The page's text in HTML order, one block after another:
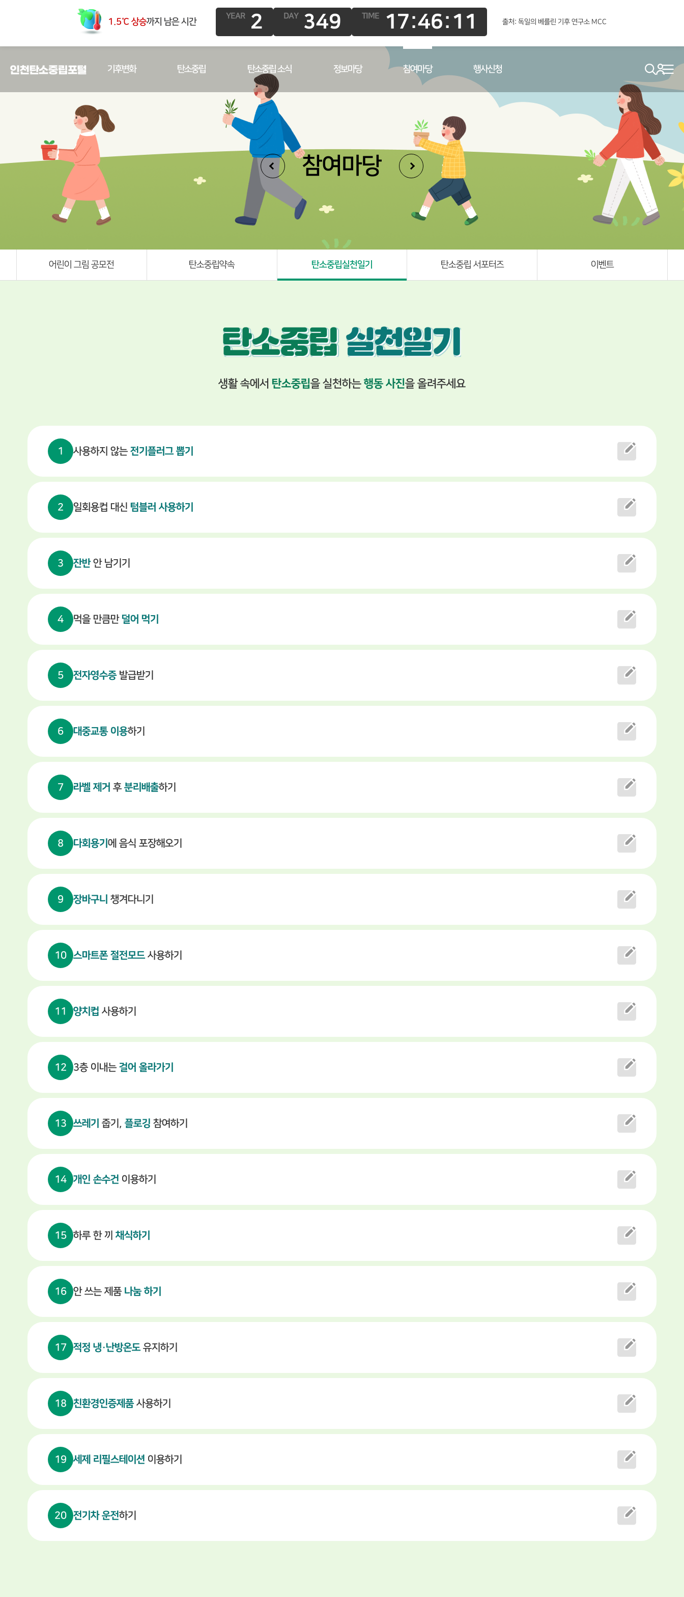
1.5℃ 상승까지 남은 시간
YEAR 2 DAY 349 TIME 17:46:10 출처: 독일의 베를린 기후 연구소 MCC
기후변화 탄소중립 탄소중립 소식 정보마당 참여마당 행사신청 search
로그인
메뉴
참여마당
어린이 그림 공모전 탄소중립약속 탄소중립실천일기 탄소중립 서포터즈 이벤트
생활 속에서 탄소중립을 실천하는 행동 사진을 올려주세요
1 사용하지 않는 전기플러그 뽑기
2 일회용컵 대신 텀블러 사용하기
3 잔반안 남기기
4 먹을 만큼만 덜어 먹기
5 전자영수증발급받기
6 대중교통 이용하기
7 라벨 제거 후 분리배출하기
8 다회용기 에 음식 포장해오기
9 장바구니 챙겨다니기
10 스마트폰 절전모드사용하기
11 양치컵 사용하기
12 3층 이내는 걸어 올라가기
13 쓰레기 줍기, 플로깅 참여하기
14 개인 손수건 이용하기
15 하루 한 끼 채식하기
16 안 쓰는 제품 나눔 하기
17 적정 냉·난방온도유지하기
18 친환경인증제품사용하기
19 세제 리필스테이션 이용하기
20 전기차 운전하기